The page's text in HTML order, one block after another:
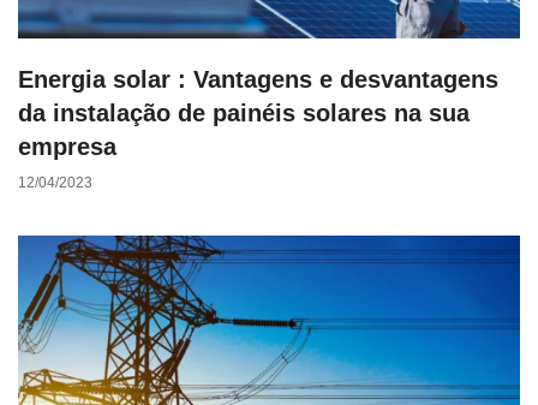
Energia solar : Vantagens e desvantagens
da instalação de painéis solares na sua
empresa
12/04/2023